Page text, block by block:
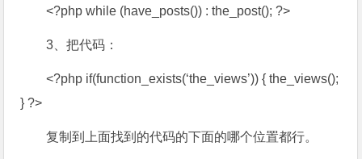
<?php while (have_posts()) : the_post(); ?>
3、把代码：
<?php if(function_exists(‘the_views’)) { the_views();
} ?>
复制到上面找到的代码的下面的哪个位置都行。